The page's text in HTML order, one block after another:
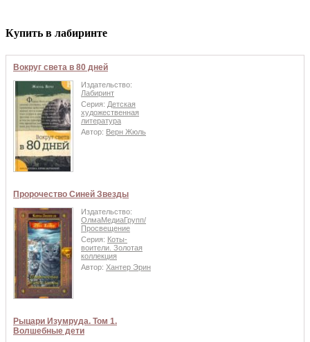
Купить в лабиринте
Вокруг света в 80 дней
Издательство:
Лабиринт
Серия: Детская
художественная
литература
Автор: Верн Жюль
Пророчество Синей Звезды
Издательство:
ОлмаМедиаГрупп/
Просвещение
Серия: Коты-
воители. Золотая
коллекция
Автор: Хантер Эрин
Рыцари Изумруда. Том 1.
Волшебные дети